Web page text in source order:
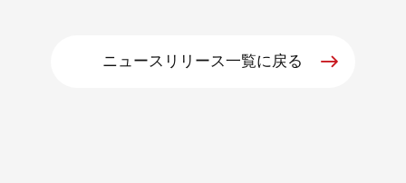
ニュースリリース一覧に戻る